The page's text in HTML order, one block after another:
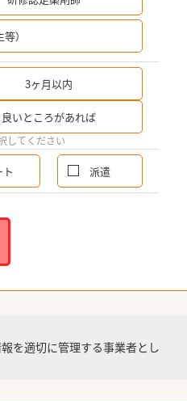
）
3ヶ月以内
良いところがあれば
してください
派遣
報を適切に管理する事業者とし